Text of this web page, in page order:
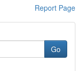
Report Page
Go